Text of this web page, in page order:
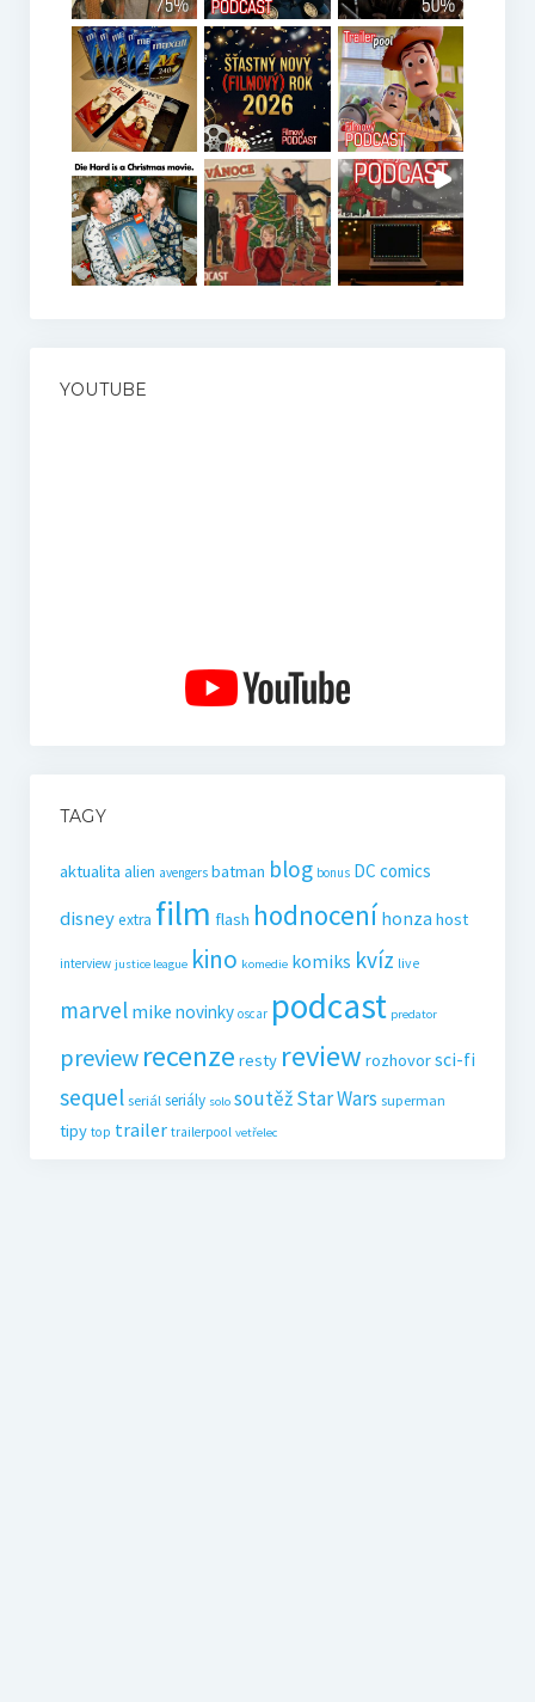
YOUTUBE
TAGY
aktualita alien avengers batman blog bonus DC comics
disneyextra film flash hodnocení honza host
interview justice league kino komedie komiks kvíz live
marvel mike novinky oscar podcast predator
preview recenze resty review rozhovorsci-fi
sequel seriál seriály solo soutěžStar Wars superman
tipy top trailer trailerpool vetřelec